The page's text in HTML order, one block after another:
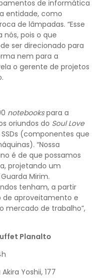
de informática
entidade, como
de lâmpadas. “Esse
pois o que
ser direcionado para
nem para a
o gerente de projetos
notebookspara a
oriundos do Soul Love
(componentes que
“Nossa
é de que possamos
projetando um
Mirim.
tenham, a partir
de aproveitamento e
mercado de trabalho”,
Planalto
Yoshii, 177